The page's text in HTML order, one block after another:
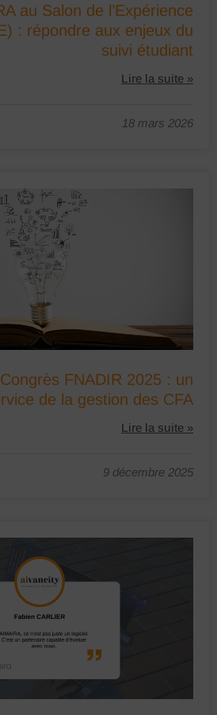
au Salon de l’Expérience
: répondre aux enjeux du
suivi étudiant
Lire la suite »
18 mars 2026
FNADIR 2025 : un
de la gestion des CFA
Lire la suite »
9 décembre 2025